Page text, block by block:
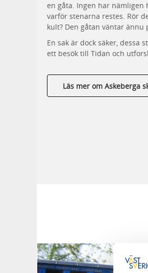
en gåta. Ingen har
varför stenarna restes. Rör
kult? Den gåtan väntar ännu
En sak är dock säker,
ett besök till Tidan och
Läs mer om Askeberga